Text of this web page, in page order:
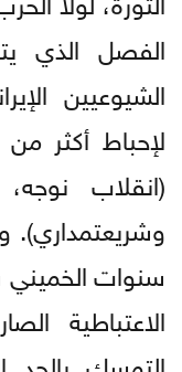
الفصل الذي
الشيوعيين
لإحباط أكثر
(انقلاب
وشريعتمداري).
سنوات الخميني
الاعتباطية
التمسك بالحد